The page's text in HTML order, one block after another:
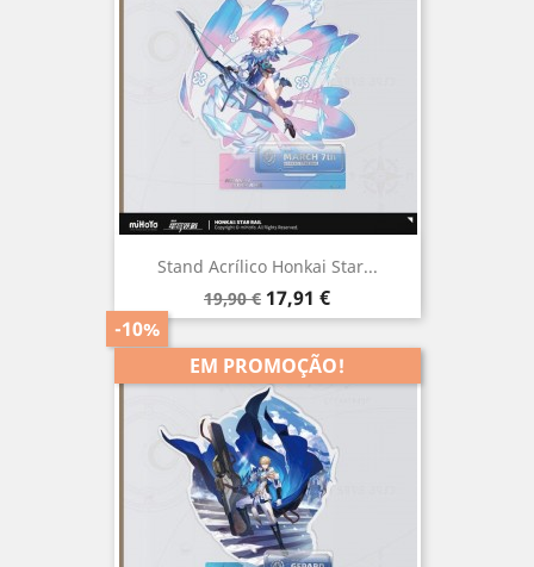
Stand Acrílico Honkai Star...
Preço
normal
19,90 €
-10%
Preço
17,91 €
EM PROMOÇÃO!